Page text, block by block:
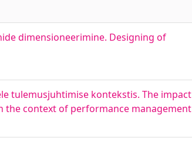
dimensioneerimine. Designing of
tulemusjuhtimise kontekstis. The impact
the context of performance management